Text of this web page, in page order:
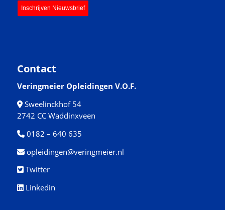
Inschrijven Nieuwsbrief
Contact
Veringmeier Opleidingen V.O.F.
Sweelinckhof 54
2742 CC Waddinxveen
0182 – 640 635
opleidingen@veringmeier.nl
Twitter
Linkedin